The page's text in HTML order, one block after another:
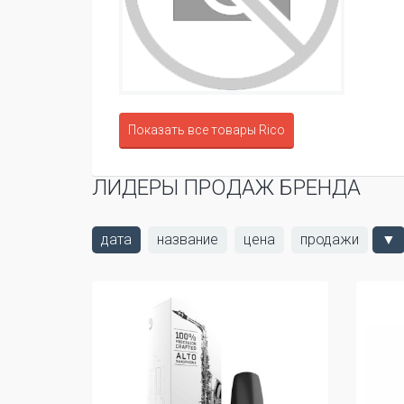
Показать все товары Rico
ЛИДЕРЫ ПРОДАЖ БРЕНДА
дата название цена продажи ▼